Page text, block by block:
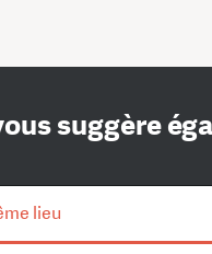
suggère
lieu